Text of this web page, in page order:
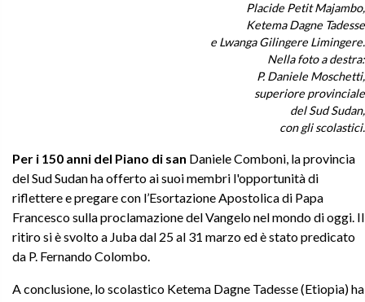
Placide Petit Majambo,
Ketema Dagne Tadesse
e Lwanga Gilingere Limingere.
Nella foto a destra:
P. Daniele Moschetti,
superiore provinciale
del Sud Sudan,
con gli scolastici.
Per i 150 anni del Piano di san Daniele Comboni, la provincia
del Sud Sudan ha offerto ai suoi membri l'opportunità di
riflettere e pregare con l’Esortazione Apostolica di Papa
Francesco sulla proclamazione del Vangelo nel mondo di oggi. Il
ritiro si è svolto a Juba dal 25 al 31 marzo ed è stato predicato
da P. Fernando Colombo.
A conclusione, lo scolastico Ketema Dagne Tadesse (Etiopia) ha